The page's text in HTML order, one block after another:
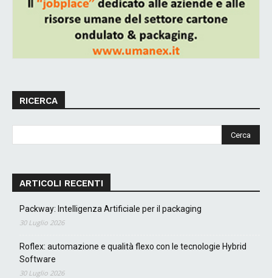
RICERCA
ARTICOLI RECENTI
Packway: Intelligenza Artificiale per il packaging
30 Luglio 2026
Roflex: automazione e qualità flexo con le tecnologie Hybrid
Software
30 Luglio 2026